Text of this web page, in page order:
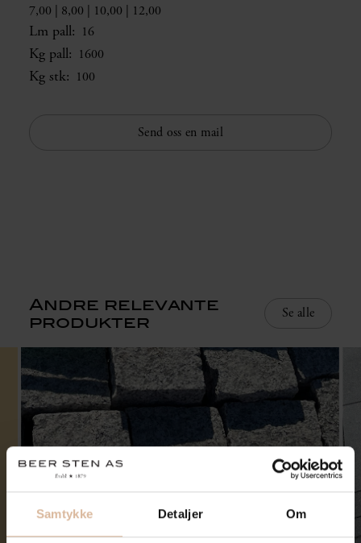
Samtykke Detaljer Om
7,00 | 8,00 | 10,00 | 12,00
Lm pall: 16
Kg pall: 1600
Kg stk: 100
Send oss en mail
Andre relevante
produkter
Se alle